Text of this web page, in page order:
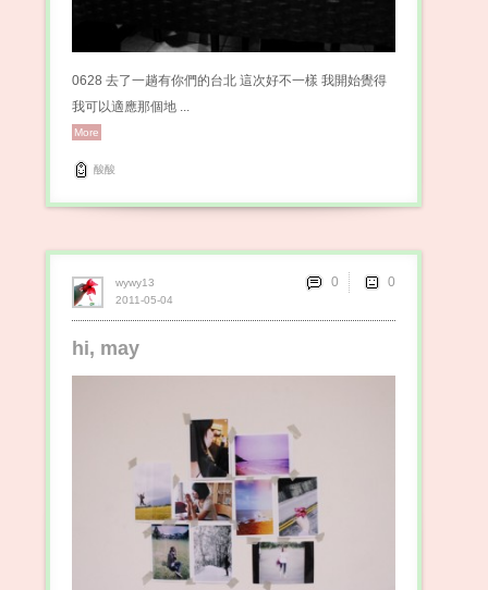
0628 去了一趟有你們的台北 這次好不一樣 我開始覺得
我可以適應那個地 ...
More
酸酸
hi, may
2011-05-04
wywy13 0